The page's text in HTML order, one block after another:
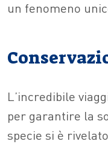
un fenomeno
L’incredibile
per garantire la
specie si è